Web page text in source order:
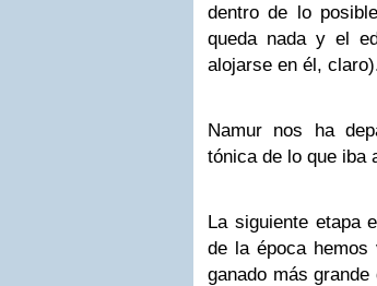
dentro de lo
queda nada y el
alojarse en él,
Namur nos ha
tónica de lo que iba
La siguiente etapa
de la época hemos
ganado más